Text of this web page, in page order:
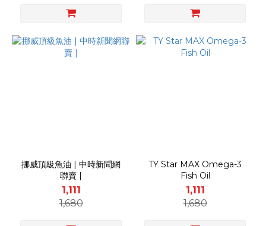
挪威頂級魚油 | 中時新聞網
聯賣 |
1,111
1,680
TY Star MAX Omega-3
Fish Oil
1,111
1,680